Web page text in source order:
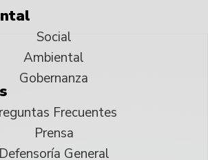
Social
Ambiental
Gobernanza
Frecuentes
Prensa
Defensoría General